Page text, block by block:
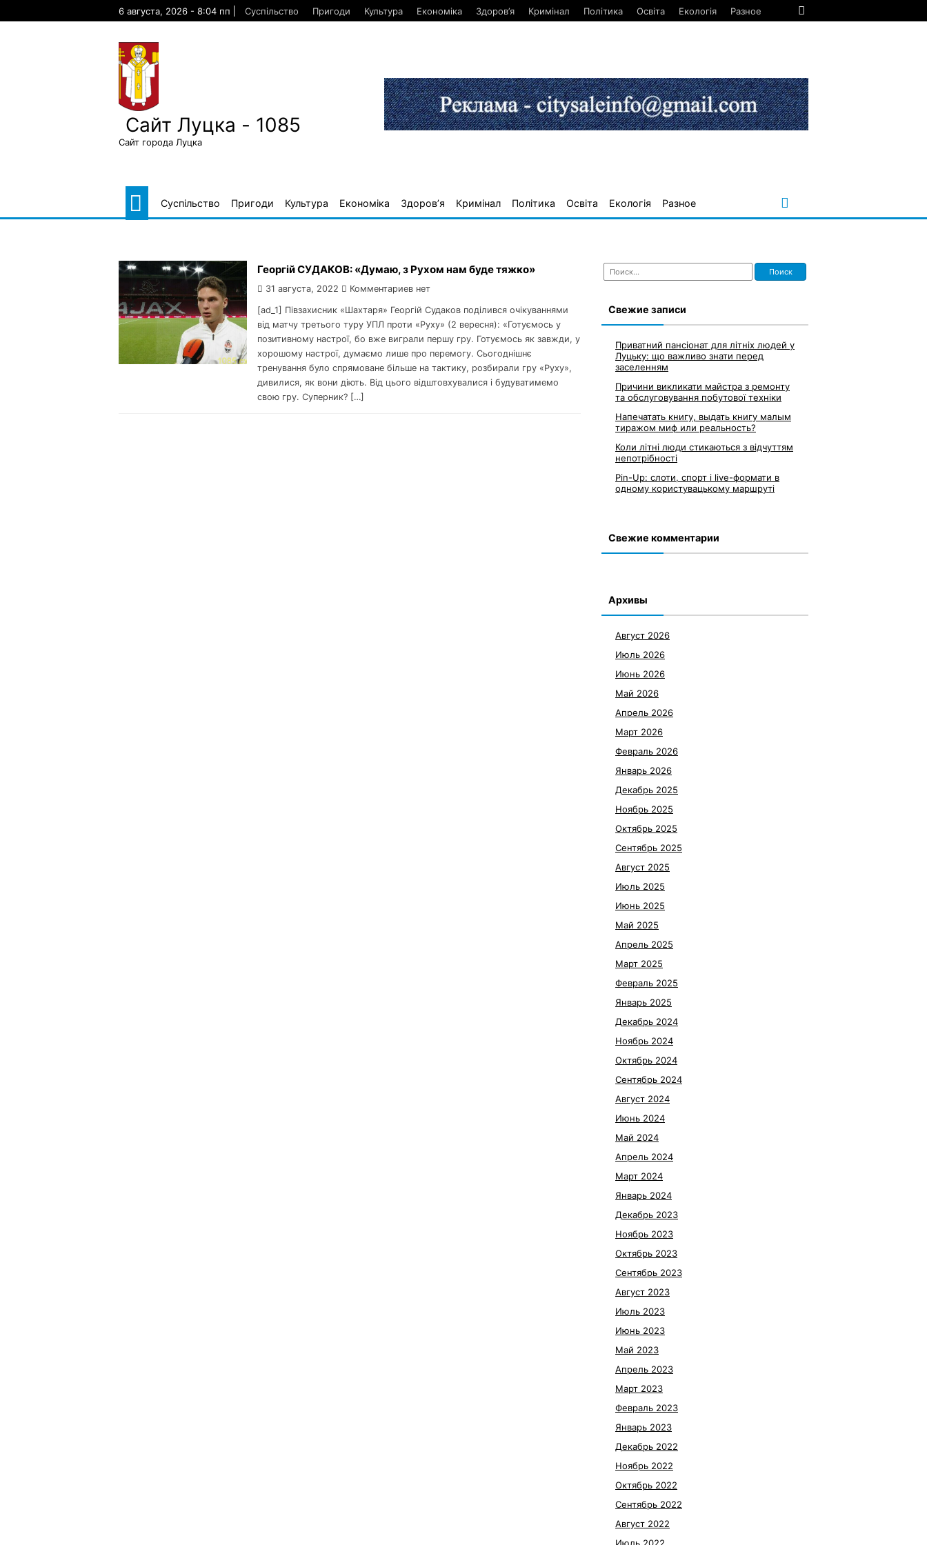
6 августа, 2026 - 8:04 пп Суспільство Пригоди Культура Економіка Здоров’я Кримінал Політика Освіта Екологія Разное
Сайт Луцка - 1085
Сайт города Луцка
Суспільство Пригоди Культура Економіка Здоров’я Кримінал Політика Освіта Екологія Разное
Георгій СУДАКОВ: «Думаю, з Рухом нам буде тяжко»
31 августа, 2022 Комментариев нет
[ad_1] Півзахисник «Шахтаря» Георгій Судаков поділився очікуваннями
від матчу третього туру УПЛ проти «Руху» (2 вересня): «Готуємось у
позитивному настрої, бо вже виграли першу гру. Готуємось як завжди, у
хорошому настрої, думаємо лише про перемогу. Сьогоднішнє
тренування було спрямоване більше на тактику, розбирали гру «Руху»,
дивилися, як вони діють. Від цього відштовхувалися і будуватимемо
свою гру. Суперник? […]
Найти:
Свежие записи
Приватний пансіонат для літніх людей у
Луцьку: що важливо знати перед
заселенням
Причини викликати майстра з ремонту
та обслуговування побутової техніки
Напечатать книгу, выдать книгу малым
тиражом миф или реальность?
Коли літні люди стикаються з відчуттям
непотрібності
Pin-Up: слоти, спорт і live-формати в
одному користувацькому маршруті
Свежие комментарии
Архивы
Август 2026
Июль 2026
Июнь 2026
Май 2026
Апрель 2026
Март 2026
Февраль 2026
Январь 2026
Декабрь 2025
Ноябрь 2025
Октябрь 2025
Сентябрь 2025
Август 2025
Июль 2025
Июнь 2025
Май 2025
Апрель 2025
Март 2025
Февраль 2025
Январь 2025
Декабрь 2024
Ноябрь 2024
Октябрь 2024
Сентябрь 2024
Август 2024
Июнь 2024
Май 2024
Апрель 2024
Март 2024
Январь 2024
Декабрь 2023
Ноябрь 2023
Октябрь 2023
Сентябрь 2023
Август 2023
Июль 2023
Июнь 2023
Май 2023
Апрель 2023
Март 2023
Февраль 2023
Январь 2023
Декабрь 2022
Ноябрь 2022
Октябрь 2022
Сентябрь 2022
Август 2022